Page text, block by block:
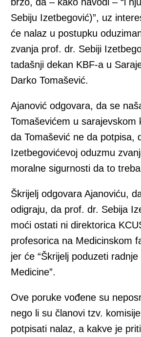
Sebiju Izetbegović)”, uz
će nalaz u postupku
zvanja prof. dr. Sebiji
tadašnji dekan KBF-a u
Darko Tomašević.
Ajanović odgovara, da se
Tomaševićem u sarajevskom
da Tomašević ne da potpisa,
Izetbegovićevoj oduzmu
moralne sigurnosti da to treba
Škrijelj odgovara Ajanoviću,
odigraju, da prof. dr. Sebija
moći ostati ni direktorica
profesorica na Medicinskom
jer će “Škrijelj poduzeti
Medicine”.
Ove poruke vođene su
nego li su članovi tzv.
potpisati nalaz, a kakve je